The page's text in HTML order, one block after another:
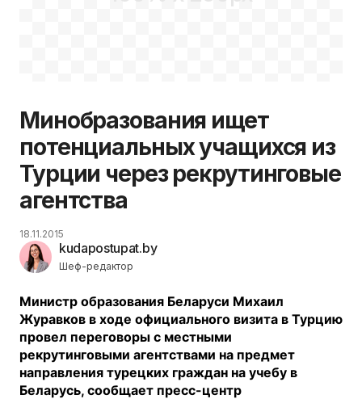
Минобразования ищет
потенциальных учащихся из
Турции через рекрутинговые
агентства
kudapostupat.by
Шеф-редактор
18.11.2015
Министр образования Беларуси Михаил
Журавков в ходе официального визита в Турцию
провел переговоры с местными
рекрутинговыми агентствами на предмет
направления турецких граждан на учебу в
Беларусь, сообщает пресс-центр